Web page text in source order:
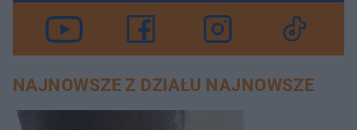
NAJNOWSZE Z DZIAŁU NAJNOWSZE